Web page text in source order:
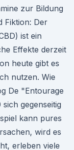
zur Bildung
Fiktion: Der
ist ein
Effekte derzeit
heute gibt es
nutzen. Wie
De "Entourage
gegenseitig
kann pures
wird es
erleben viele